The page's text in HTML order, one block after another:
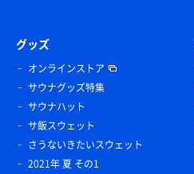
グッズ
オンラインストア
サウナグッズ特集
サウナハット
サ飯スウェット
さうないきたいスウェット
2021年 夏 その1